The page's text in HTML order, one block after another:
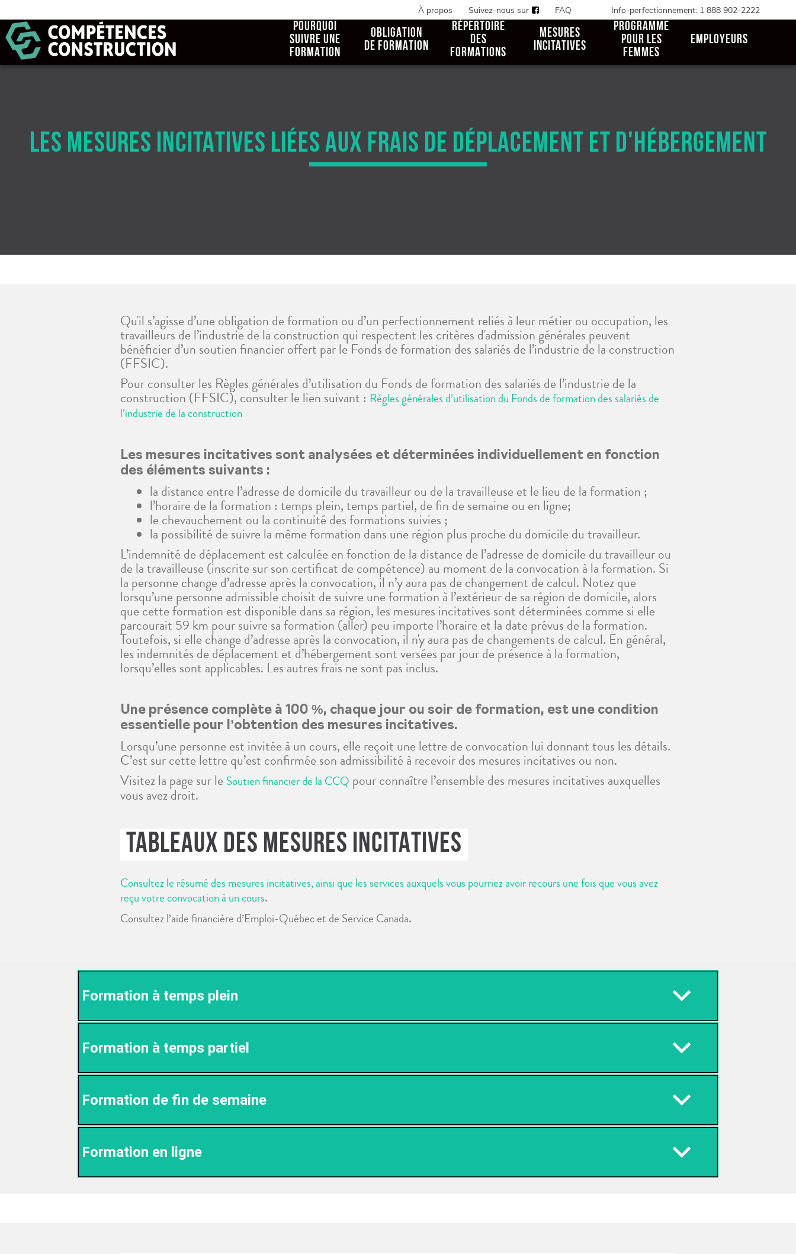
À propos Suivez-nous sur FAQ Info-perfectionnement: 1 888 902-2222
POURQUOI
SUIVRE UNE
FORMATION
OBLIGATION
DE FORMATION
RÉPERTOIRE
DES
FORMATIONS
MESURES
INCITATIVES
PROGRAMME
POUR LES
FEMMES
EMPLOYEURS
LES MESURES INCITATIVES LIÉES AUX FRAIS DE DÉPLACEMENT ET D'HÉBERGEMENT
Qu'il s’agisse d’une obligation de formation ou d’un perfectionnement reliés à leur métier ou occupation, les
travailleurs de l’industrie de la construction qui respectent les critères d'admission générales peuvent
bénéficier d’un soutien financier offert par le Fonds de formation des salariés de l’industrie de la construction
(FFSIC).
Pour consulter les Règles générales d’utilisation du Fonds de formation des salariés de l’industrie de la
construction (FFSIC), consulter le lien suivant : Règles générales d’utilisation du Fonds de formation des salariés de
l’industrie de la construction
Les mesures incitatives sont analysées et déterminées individuellement en fonction
des éléments suivants :
la distance entre l’adresse de domicile du travailleur ou de la travailleuse et le lieu de la formation ;
l’horaire de la formation : temps plein, temps partiel, de fin de semaine ou en ligne;
le chevauchement ou la continuité des formations suivies ;
la possibilité de suivre la même formation dans une région plus proche du domicile du travailleur.
L’indemnité de déplacement est calculée en fonction de la distance de l’adresse de domicile du travailleur ou
de la travailleuse (inscrite sur son certificat de compétence) au moment de la convocation à la formation. Si
la personne change d’adresse après la convocation, il n’y aura pas de changement de calcul. Notez que
lorsqu’une personne admissible choisit de suivre une formation à l’extérieur de sa région de domicile, alors
que cette formation est disponible dans sa région, les mesures incitatives sont déterminées comme si elle
parcourait 59 km pour suivre sa formation (aller) peu importe l’horaire et la date prévus de la formation.
Toutefois, si elle change d’adresse après la convocation, il n'y aura pas de changements de calcul. En général,
les indemnités de déplacement et d’hébergement sont versées par jour de présence à la formation,
lorsqu’elles sont applicables. Les autres frais ne sont pas inclus.
Une présence complète à 100 %, chaque jour ou soir de formation, est une condition
essentielle pour l’obtention des mesures incitatives.
Lorsqu’une personne est invitée à un cours, elle reçoit une lettre de convocation lui donnant tous les détails.
C’est sur cette lettre qu’est confirmée son admissibilité à recevoir des mesures incitatives ou non.
Visitez la page sur le Soutien financier de la CCQ pour connaître l’ensemble des mesures incitatives auxquelles
vous avez droit.
TABLEAUX DES MESURES INCITATIVES
Consultez le résumé des mesures incitatives, ainsi que les services auxquels vous pourriez avoir recours une fois que vous avez
reçu votre convocation à un cours.
Consultez l’aide financière d’Emploi-Québec et de Service Canada.
Formation à temps plein
Formation à temps partiel
Formation de fin de semaine
Formation en ligne